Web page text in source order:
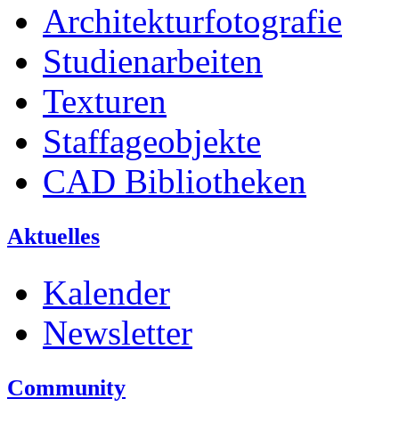
Architekturfotografie
Studienarbeiten
Texturen
Staffageobjekte
CAD Bibliotheken
Aktuelles
Kalender
Newsletter
Community